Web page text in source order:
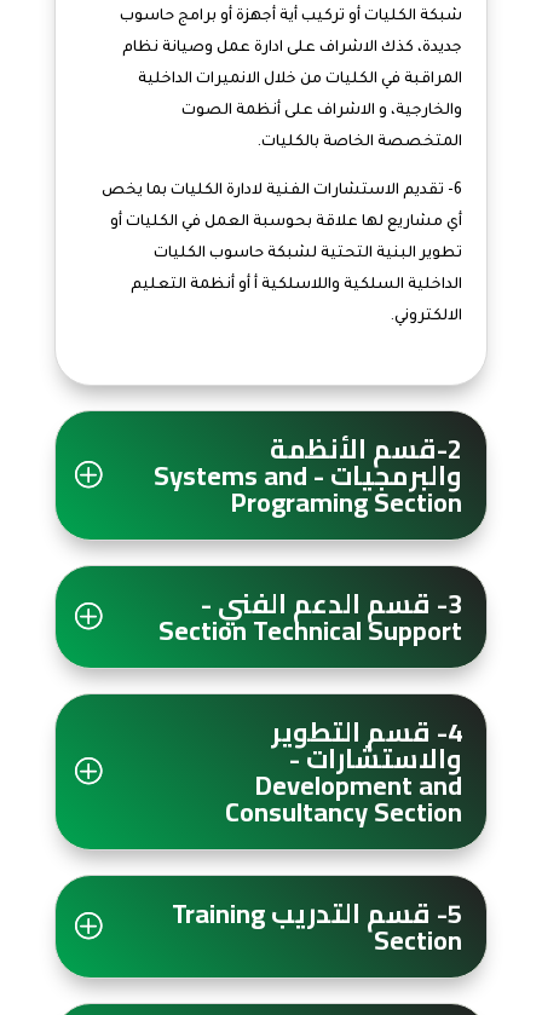
شبكة الكليات أو تركيب أية أجهزة أو برامج حاسوب
جديدة، كذك الاشراف على ادارة عمل وصيانة نظام
المراقبة في الكليات من خلال الانميرات الداخلية
والخارجية، و الاشراف على أنظمة الصوت
المتخصصة الخاصة بالكليات.
6- تقديم الاستشارات الفنية لادارة الكليات بما يخص
أي مشاريع لها علاقة بحوسبة العمل في الكليات أو
تطوير البنية التحتية لشبكة حاسوب الكليات
الداخلية السلكية واللاسلكية أ أو أنظمة التعليم
الالكتروني.
2-قسم الأنظمة
والبرمجيات - Systems and
Programing Section
3- قسم الدعم الفني -
Section Technical Support
4- قسم التطوير
والاستشارات -
Development and
Consultancy Section
5- قسم التدريب Training
Section